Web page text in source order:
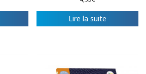
Lire la suite